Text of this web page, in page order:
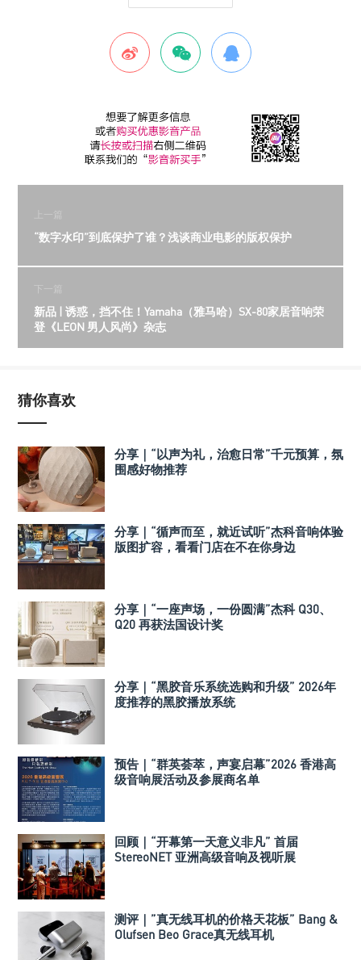
上一篇
“数字水印”到底保护了谁？浅谈商业电影的版权保护
下一篇
新品 | 诱惑，挡不住！Yamaha（雅马哈）SX-80家居音响荣
登《LEON 男人风尚》杂志
猜你喜欢
分享｜“以声为礼，治愈日常”千元预算，氛
围感好物推荐
分享｜“循声而至，就近试听”杰科音响体验
版图扩容，看看门店在不在你身边
分享｜“一座声场，一份圆满”杰科 Q30、
Q20 再获法国设计奖
分享｜“黑胶音乐系统选购和升级” 2026年
度推荐的黑胶播放系统
预告｜“群英荟萃，声宴启幕”2026 香港高
级音响展活动及参展商名单
回顾｜“开幕第一天意义非凡” 首届
StereoNET 亚洲高级音响及视听展
测评｜”真无线耳机的价格天花板” Bang &
Olufsen Beo Grace真无线耳机